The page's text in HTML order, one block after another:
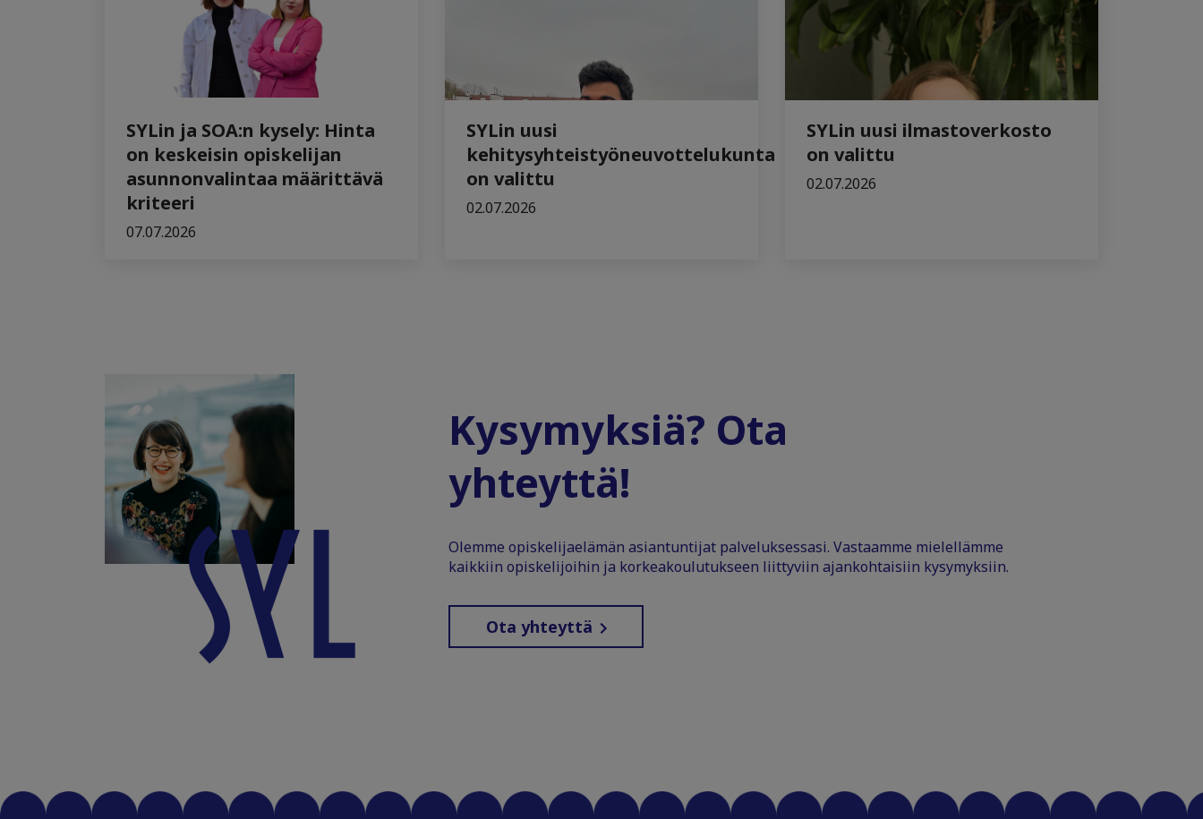
SYLin ja SOA:n kysely: Hinta
on keskeisin opiskelijan
asunnonvalintaa määrittävä
kriteeri
07.07.2026
SYLin uusi
kehitysyhteistyöneuvottelukunta
on valittu
02.07.2026
SYLin uusi ilmastoverkosto
on valittu
02.07.2026
Kysymyksiä? Ota
yhteyttä!
Olemme opiskelijaelämän asiantuntijat palveluksessasi. Vastaamme mielellämme
kaikkiin opiskelijoihin ja korkeakoulutukseen liittyviin ajankohtaisiin kysymyksiin.
Ota yhteyttä